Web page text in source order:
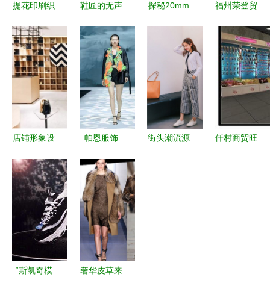
提花印刷织
力 从DIY蝴
蝶结到配饰
的点睛之笔
鞋匠的无声
服装鞋帽中
鞋底素材的
千面魅力
探秘20mm
风提花带
手工DIY中
的点睛之笔
福州荣登贸
妈装T恤，
打造全品类
服装批发零
售新标杆
店铺形象设
感 五大技
能助力服装
鞋帽业绩快
速提升
帕恩服饰
装产业中的
璀璨明星
街头潮流源
仟村商贸旺
“斯凯奇模
奢华皮草来